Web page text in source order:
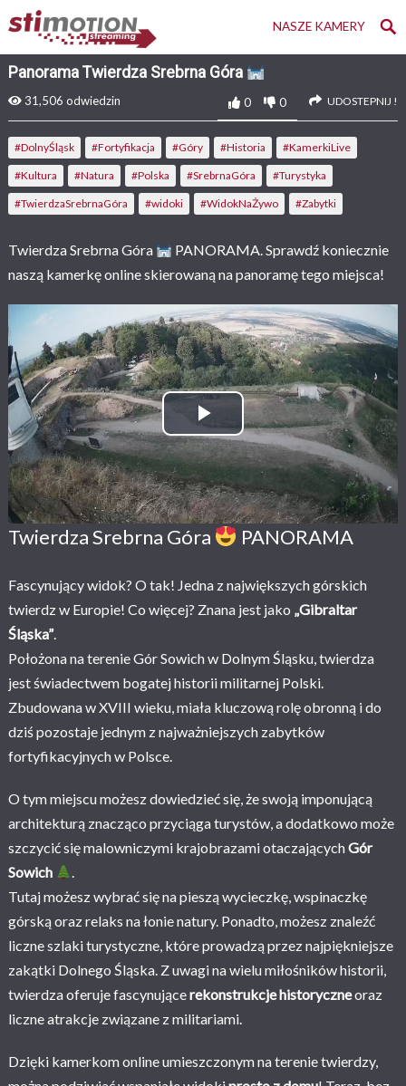
NASZE KAMERY
Panorama Twierdza Srebrna Góra
31,506 odwiedzin 0 0 UDOSTEPNIJ !
#DolnyŚląsk #Fortyfikacja #Góry #Historia #KamerkiLive
#Kultura #Natura #Polska #SrebrnaGóra #Turystyka
#TwierdzaSrebrnaGóra #widoki #WidokNaŻywo #Zabytki
Twierdza Srebrna Góra
PANORAMA. Sprawdź koniecznie
naszą kamerkę online skierowaną na panoramę tego miejsca!
Play Video
Twierdza Srebrna Góra PANORAMA
Fascynujący widok? O tak! Jedna z największych górskich
twierdz w Europie! Co więcej? Znana jest jako „Gibraltar
Śląska”.
Położona na terenie Gór Sowich w Dolnym Śląsku, twierdza
jest świadectwem bogatej historii militarnej Polski.
Zbudowana w XVIII wieku, miała kluczową rolę obronną i do
dziś pozostaje jednym z najważniejszych zabytków
fortyfikacyjnych w Polsce.
O tym miejscu możesz dowiedzieć się, że swoją imponującą
architekturą znacząco przyciąga turystów, a dodatkowo może
szczycić się malowniczymi krajobrazami otaczającychGór
Sowich
.
Tutaj możesz wybrać się na pieszą wycieczkę, wspinaczkę
górską oraz relaks na łonie natury. Ponadto, możesz znaleźć
liczne szlaki turystyczne, które prowadzą przez najpiękniejsze
zakątki Dolnego Śląska. Z uwagi na wielu miłośników historii,
twierdza oferuje fascynującerekonstrukcje historyczneoraz
liczne atrakcje związane z militariami.
Dzięki kamerkom online umieszczonym na terenie twierdzy,